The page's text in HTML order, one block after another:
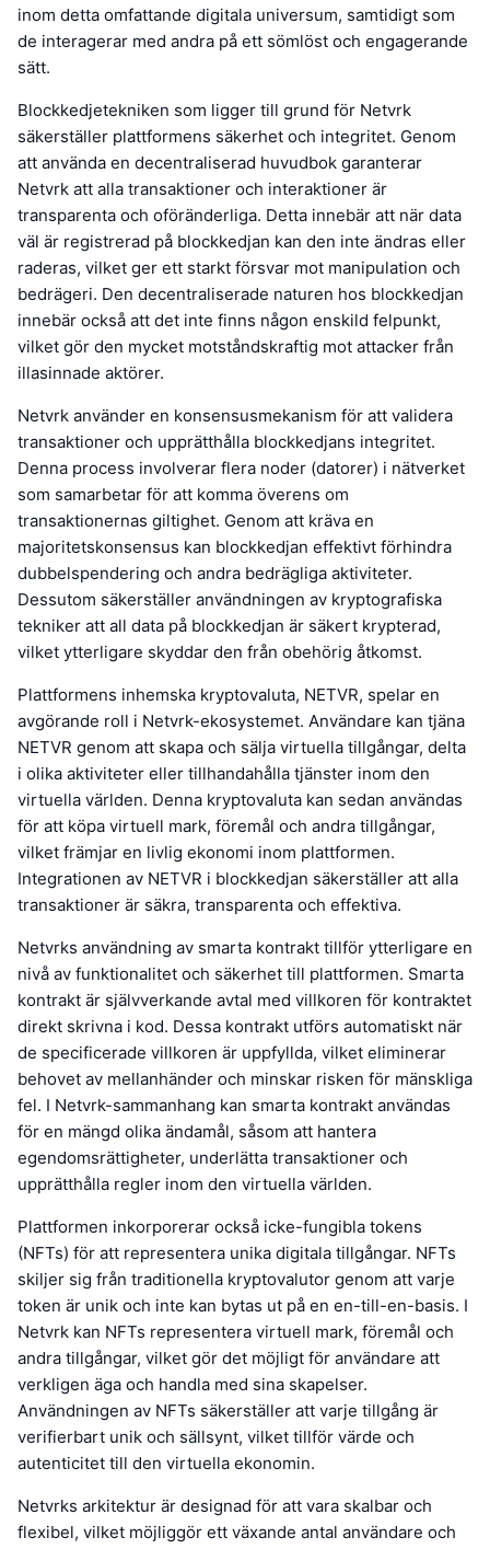
inom detta omfattande digitala universum, samtidigt som
de interagerar med andra på ett sömlöst och engagerande
sätt.
Blockkedjetekniken som ligger till grund för Netvrk
säkerställer plattformens säkerhet och integritet. Genom
att använda en decentraliserad huvudbok garanterar
Netvrk att alla transaktioner och interaktioner är
transparenta och oföränderliga. Detta innebär att när data
väl är registrerad på blockkedjan kan den inte ändras eller
raderas, vilket ger ett starkt försvar mot manipulation och
bedrägeri. Den decentraliserade naturen hos blockkedjan
innebär också att det inte finns någon enskild felpunkt,
vilket gör den mycket motståndskraftig mot attacker från
illasinnade aktörer.
Netvrk använder en konsensusmekanism för att validera
transaktioner och upprätthålla blockkedjans integritet.
Denna process involverar flera noder (datorer) i nätverket
som samarbetar för att komma överens om
transaktionernas giltighet. Genom att kräva en
majoritetskonsensus kan blockkedjan effektivt förhindra
dubbelspendering och andra bedrägliga aktiviteter.
Dessutom säkerställer användningen av kryptografiska
tekniker att all data på blockkedjan är säkert krypterad,
vilket ytterligare skyddar den från obehörig åtkomst.
Plattformens inhemska kryptovaluta, NETVR, spelar en
avgörande roll i Netvrk-ekosystemet. Användare kan tjäna
NETVR genom att skapa och sälja virtuella tillgångar, delta
i olika aktiviteter eller tillhandahålla tjänster inom den
virtuella världen. Denna kryptovaluta kan sedan användas
för att köpa virtuell mark, föremål och andra tillgångar,
vilket främjar en livlig ekonomi inom plattformen.
Integrationen av NETVR i blockkedjan säkerställer att alla
transaktioner är säkra, transparenta och effektiva.
Netvrks användning av smarta kontrakt tillför ytterligare en
nivå av funktionalitet och säkerhet till plattformen. Smarta
kontrakt är självverkande avtal med villkoren för kontraktet
direkt skrivna i kod. Dessa kontrakt utförs automatiskt när
de specificerade villkoren är uppfyllda, vilket eliminerar
behovet av mellanhänder och minskar risken för mänskliga
fel. I Netvrk-sammanhang kan smarta kontrakt användas
för en mängd olika ändamål, såsom att hantera
egendomsrättigheter, underlätta transaktioner och
upprätthålla regler inom den virtuella världen.
Plattformen inkorporerar också icke-fungibla tokens
(NFTs) för att representera unika digitala tillgångar. NFTs
skiljer sig från traditionella kryptovalutor genom att varje
token är unik och inte kan bytas ut på en en-till-en-basis. I
Netvrk kan NFTs representera virtuell mark, föremål och
andra tillgångar, vilket gör det möjligt för användare att
verkligen äga och handla med sina skapelser.
Användningen av NFTs säkerställer att varje tillgång är
verifierbart unik och sällsynt, vilket tillför värde och
autenticitet till den virtuella ekonomin.
Netvrks arkitektur är designad för att vara skalbar och
flexibel, vilket möjliggör ett växande antal användare och